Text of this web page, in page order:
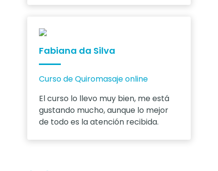
Fabiana da Silva
Curso de Quiromasaje online
El curso lo llevo muy bien, me está
gustando mucho, aunque lo mejor
de todo es la atención recibida.